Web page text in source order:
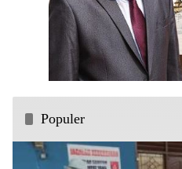
Populer